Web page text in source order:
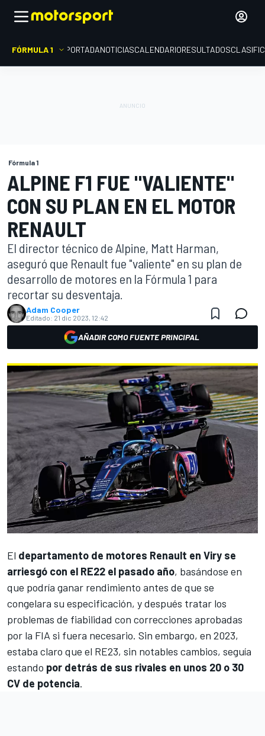
FÓRMULA 1 PORTADANOTICIASCALENDARIORESULTADOS
Fórmula 1
ALPINE F1 FUE "VALIENTE"
CON SU PLAN EN EL MOTOR
RENAULT
El director técnico de Alpine, Matt Harman,
aseguró que Renault fue "valiente" en su plan de
desarrollo de motores en la Fórmula 1 para
recortar su desventaja.
Adam Cooper
Editado: 21 dic 2023, 12:42
AÑADIR COMO FUENTE PRINCIPAL
El departamento de motores Renault en Viry se
arriesgó con el RE22 el pasado año, basándose en
que podría ganar rendimiento antes de que se
congelara su especificación, y después tratar los
problemas de fiabilidad con correcciones aprobadas
por la FIA si fuera necesario. Sin embargo, en 2023,
estaba claro que el RE23, sin notables cambios, seguía
estando por detrás de sus rivales en unos 20 o 30
CV de potencia.